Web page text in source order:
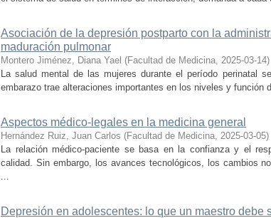
Asociación de la depresión postparto con la
maduración pulmonar
Montero Jiménez, Diana Yael (Facultad de Medicina, 2025-03-14)
La salud mental de las mujeres durante el período perinatal
embarazo trae alteraciones importantes en los niveles y
Aspectos médico-legales en la medicina general
Hernández Ruiz, Juan Carlos (Facultad de Medicina, 2025-03-05)
La relación médico-paciente se basa en la confianza y el
calidad. Sin embargo, los avances tecnológicos, los cambios
...
Depresión en adolescentes: lo que un maestro debe